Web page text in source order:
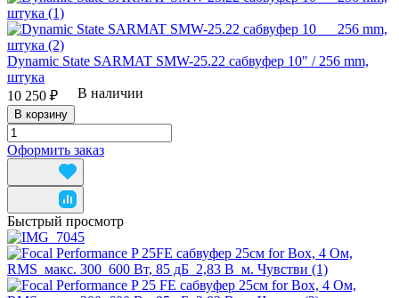
Dynamic State SARMAT SMW-25.22 сабвуфер 10" / 256 mm,
штука
10 250 ₽
В наличии
В корзину
Оформить заказ
Быстрый просмотр